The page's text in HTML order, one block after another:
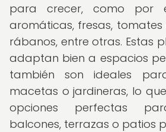
para crecer, como por
aromáticas, fresas, tomates
rábanos, entre otras. Estas
adaptan bien a espacios
también son ideales
macetas o jardineras, lo
opciones perfectas
balcones, terrazas o patios